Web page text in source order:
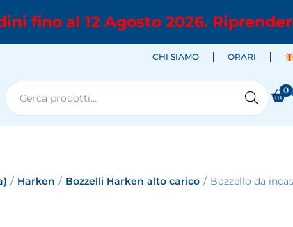
fino al 12 Agosto 2026.
CHI SIAMO ORARI
Cerca
0
/ Harken / Bozzelli Harken alto carico / Bozzello da